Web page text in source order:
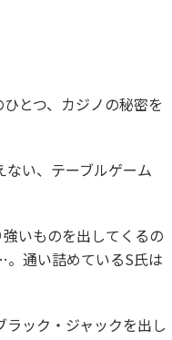
とつ、カジノの秘密を
い、テーブルゲーム
いものを出してくるの
通い詰めているS氏は
ック・ジャックを出し